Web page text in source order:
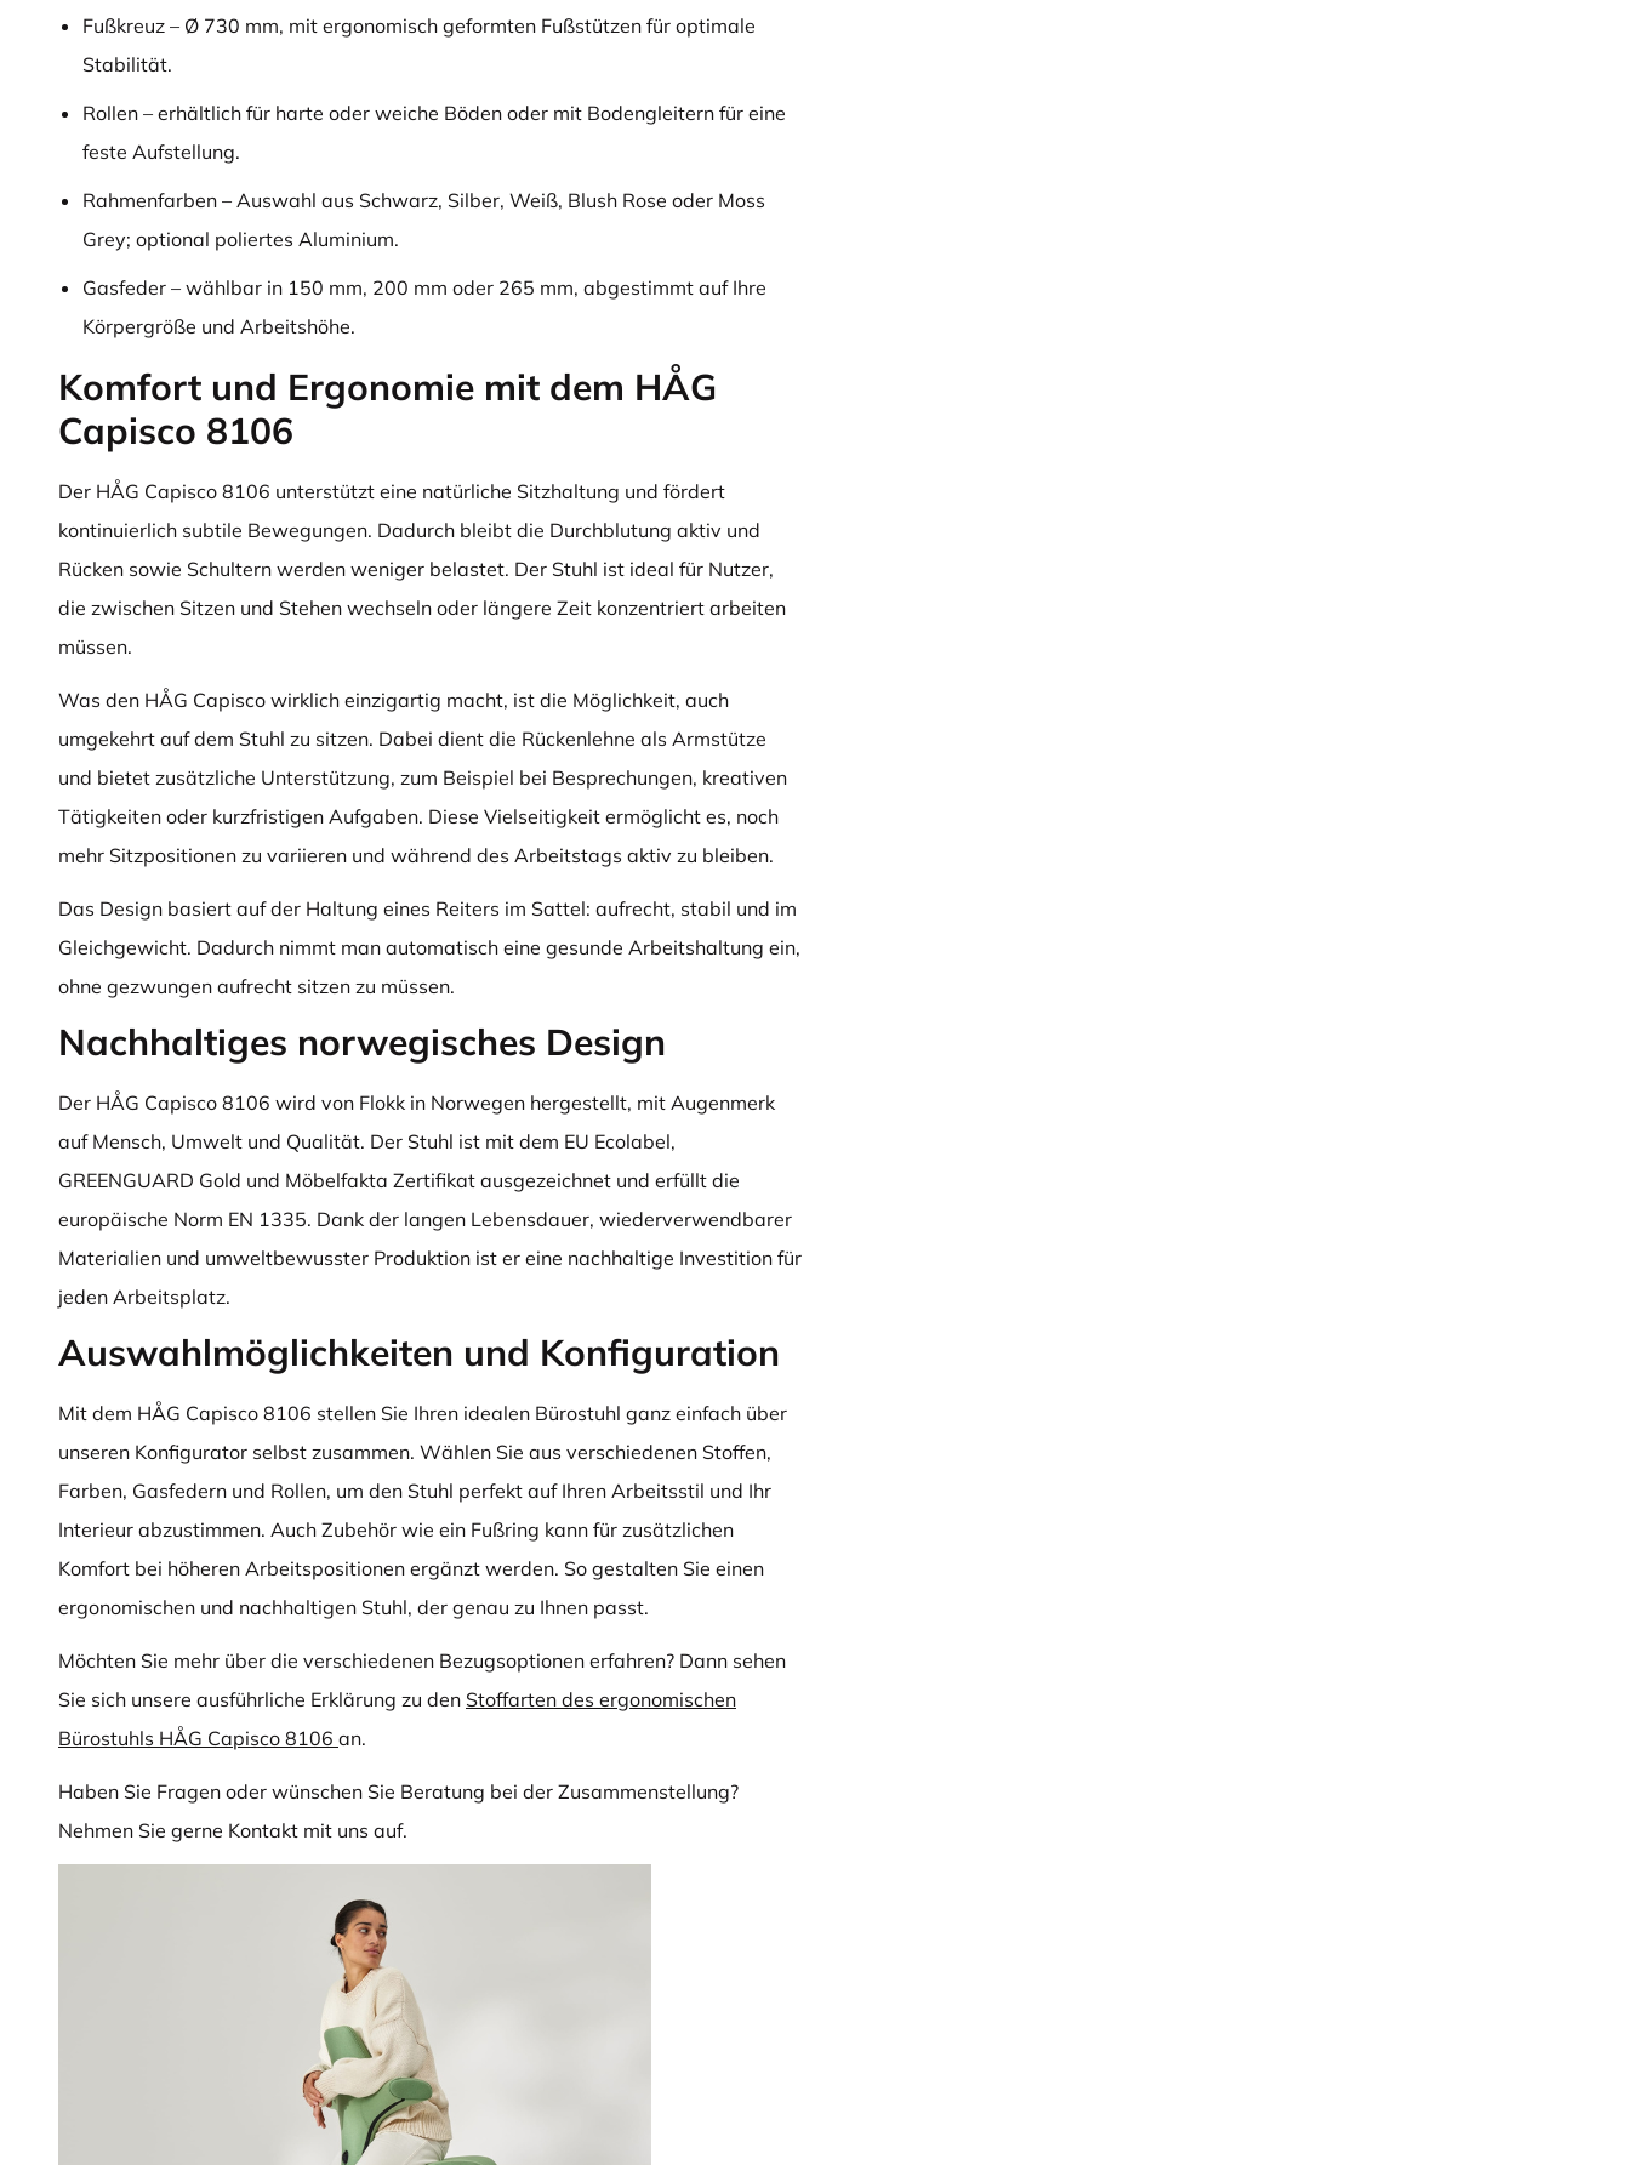
Fußkreuz – Ø 730 mm, mit ergonomisch geformten Fußstützen für optimale
Stabilität.
Rollen – erhältlich für harte oder weiche Böden oder mit Bodengleitern für eine
feste Aufstellung.
Rahmenfarben – Auswahl aus Schwarz, Silber, Weiß, Blush Rose oder Moss
Grey; optional poliertes Aluminium.
Gasfeder – wählbar in 150 mm, 200 mm oder 265 mm, abgestimmt auf Ihre
Körpergröße und Arbeitshöhe.
Komfort und Ergonomie mit dem HÅG
Capisco 8106
Der HÅG Capisco 8106 unterstützt eine natürliche Sitzhaltung und fördert
kontinuierlich subtile Bewegungen. Dadurch bleibt die Durchblutung aktiv und
Rücken sowie Schultern werden weniger belastet. Der Stuhl ist ideal für Nutzer,
die zwischen Sitzen und Stehen wechseln oder längere Zeit konzentriert arbeiten
müssen.
Was den HÅG Capisco wirklich einzigartig macht, ist die Möglichkeit, auch
umgekehrt auf dem Stuhl zu sitzen. Dabei dient die Rückenlehne als Armstütze
und bietet zusätzliche Unterstützung, zum Beispiel bei Besprechungen, kreativen
Tätigkeiten oder kurzfristigen Aufgaben. Diese Vielseitigkeit ermöglicht es, noch
mehr Sitzpositionen zu variieren und während des Arbeitstags aktiv zu bleiben.
Das Design basiert auf der Haltung eines Reiters im Sattel: aufrecht, stabil und im
Gleichgewicht. Dadurch nimmt man automatisch eine gesunde Arbeitshaltung ein,
ohne gezwungen aufrecht sitzen zu müssen.
Nachhaltiges norwegisches Design
Der HÅG Capisco 8106 wird von Flokk in Norwegen hergestellt, mit Augenmerk
auf Mensch, Umwelt und Qualität. Der Stuhl ist mit dem EU Ecolabel,
GREENGUARD Gold und Möbelfakta Zertifikat ausgezeichnet und erfüllt die
europäische Norm EN 1335. Dank der langen Lebensdauer, wiederverwendbarer
Materialien und umweltbewusster Produktion ist er eine nachhaltige Investition für
jeden Arbeitsplatz.
Auswahlmöglichkeiten und Konfiguration
Mit dem HÅG Capisco 8106 stellen Sie Ihren idealen Bürostuhl ganz einfach über
unseren Konfigurator selbst zusammen. Wählen Sie aus verschiedenen Stoffen,
Farben, Gasfedern und Rollen, um den Stuhl perfekt auf Ihren Arbeitsstil und Ihr
Interieur abzustimmen. Auch Zubehör wie ein Fußring kann für zusätzlichen
Komfort bei höheren Arbeitspositionen ergänzt werden. So gestalten Sie einen
ergonomischen und nachhaltigen Stuhl, der genau zu Ihnen passt.
Möchten Sie mehr über die verschiedenen Bezugsoptionen erfahren? Dann sehen
Sie sich unsere ausführliche Erklärung zu den Stoffarten des ergonomischen
Bürostuhls HÅG Capisco 8106 an.
Haben Sie Fragen oder wünschen Sie Beratung bei der Zusammenstellung?
Nehmen Sie gerne Kontakt mit uns auf.